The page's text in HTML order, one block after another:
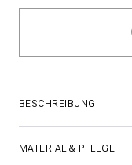
BESCHREIBUNG
MATERIAL & PFLEGE